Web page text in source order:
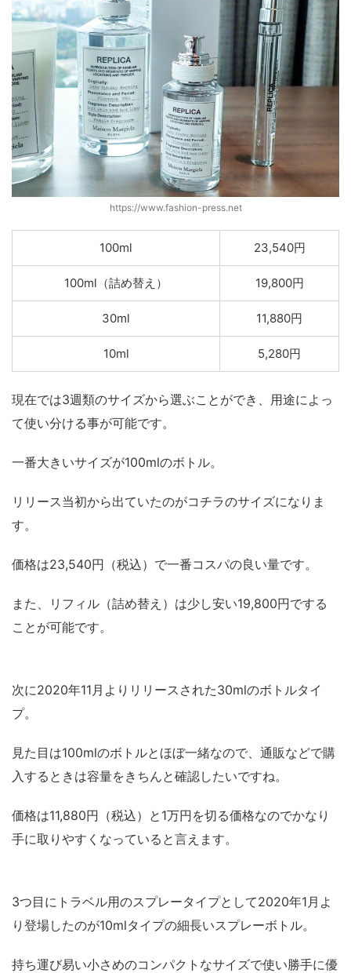
https://www.fashion-press.net
100ml 23,540円
100ml（詰め替え） 19,800円
30ml 11,880円
10ml 5,280円
現在では3週類のサイズから選ぶことができ、用途によっ
て使い分ける事が可能です。
一番大きいサイズが100mlのボトル。
リリース当初から出ていたのがコチラのサイズになりま
す。
価格は23,540円（税込）で一番コスパの良い量です。
また、リフィル（詰め替え）は少し安い19,800円でする
ことが可能です。
次に2020年11月よりリリースされた30mlのボトルタイ
プ。
見た目は100mlのボトルとほぼ一緒なので、通販などで購
入するときは容量をきちんと確認したいですね。
価格は11,880円（税込）と1万円を切る価格なのでかなり
手に取りやすくなっていると言えます。
3つ目にトラベル用のスプレータイプとして2020年1月よ
り登場したのが10mlタイプの細長いスプレーボトル。
持ち運び易い小さめのコンパクトなサイズで使い勝手に優